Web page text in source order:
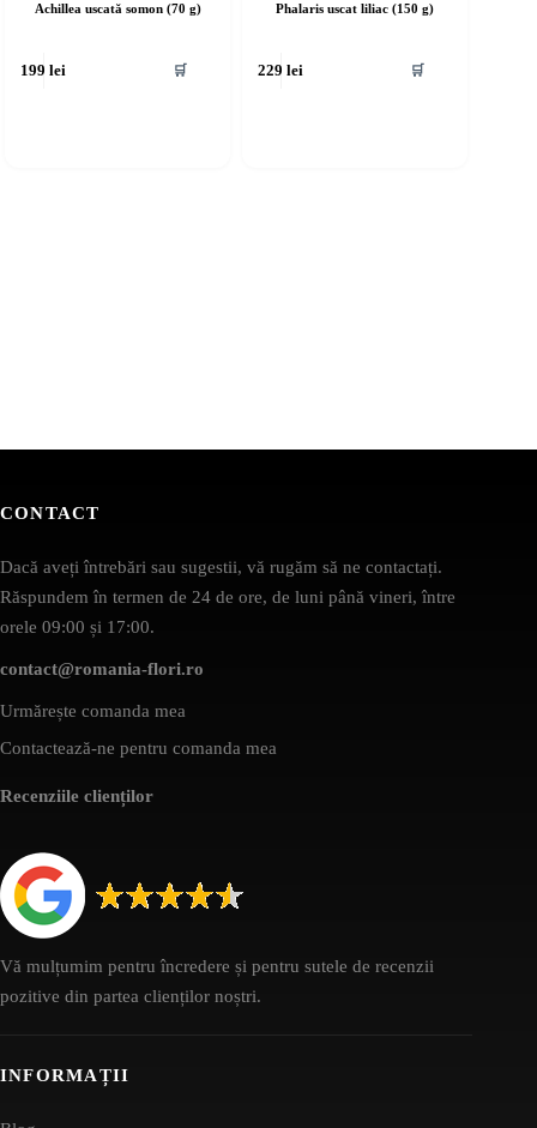
Achillea uscată somon (70 g)
199lei 🛒
Phalaris uscat liliac (150 g)
229lei 🛒
CONTACT
Dacă aveți întrebări sau sugestii, vă rugăm să ne contactați.
Răspundem în termen de 24 de ore, de luni până vineri, între
orele 09:00 și 17:00.
contact@romania-flori.ro
Urmărește comanda mea
Contactează-ne pentru comanda mea
Recenziile clienților
Vă mulțumim pentru încredere și pentru sutele de recenzii
pozitive din partea clienților noștri.
INFORMAȚII